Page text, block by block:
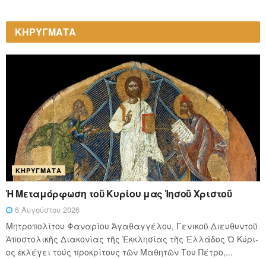
ΚΗΡΥΓΜΑΤΑ
ΚΗΡΎΓΜΑΤΑ
Ἡ Μεταμόρφωση τοῦ Κυρίου μας Ἰησοῦ Χριστοῦ
6 Αυγούστου 2026
Μητροπολίτου Φαναρίου Ἀγαθαγγέλου, Γενικοῦ Διευθυντοῦ
Ἀποστολικῆς Διακονίας τῆς Ἐκκλησίας τῆς Ἑλλάδος Ὁ Κύ­ρι­
ος ἐκλέγει τούς προ­κρί­τους τῶν Μα­θη­τῶν Του Πέ­τρο,...